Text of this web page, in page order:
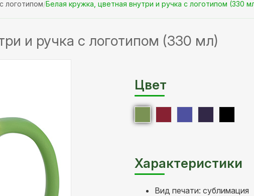
логотипом/Белая кружка, цветная внутри и ручка с логотипом (330
и ручка с логотипом (330 мл)
Цвет
Характеристики
Вид печати: сублимация